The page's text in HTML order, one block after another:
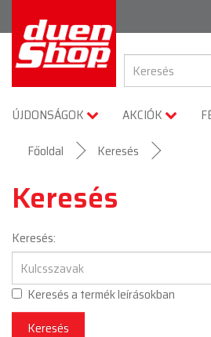
ÚJDONSÁGOK AKCIÓK
Főoldal
Keresés
Keresés
Keresés:
Keresés a termék leírásokban